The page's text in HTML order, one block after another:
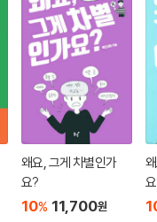
왜요, 그게 차별인가
요?
10% 11,700원